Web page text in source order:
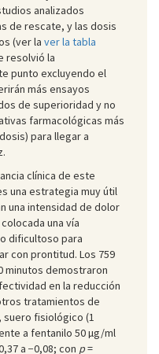
analizados
de rescate, y las dosis
(ver la ver la tabla
resolvió la
punto excluyendo el
más ensayos
de superioridad y no
farmacológicas más
para llegar a
clínica de este
una estrategia muy útil
una intensidad de dolor
una vía
dificultoso para
con prontitud. Los 759
minutos demostraron
en la reducción
tratamientos de
fisiológico (1
a fentanilo 50 µg/ml
a −0,08; con p=